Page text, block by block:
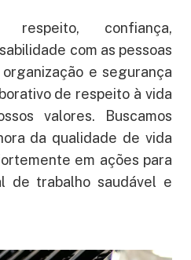
confiança,
com as pessoas
e segurança
de respeito à vida
valores. Buscamos
da qualidade de vida
em ações para
de trabalho saudável e